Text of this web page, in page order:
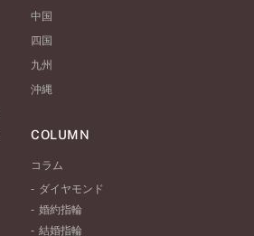
中国
四国
九州
沖縄
COLUMN
コラム
ダイヤモンド
婚約指輪
結婚指輪